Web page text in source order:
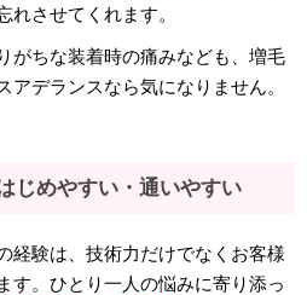
れさせてくれます。
がちな装着時の痛みなども、増毛
デランスなら気になりません。
じめやすい・通いやすい
経験は、技術力だけでなくお客様
す。ひとり一人の悩みに寄り添っ